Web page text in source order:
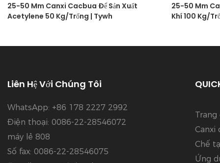
25-50 Mm Canxi Cacbua Để Sản Xuất
Acetylene 50 Kg/trống | Tywh
25-50 Mm
Khí 100 Kg/
Liên Hệ Với Chúng Tôi
WhatsApp: +86 178 2227 2992
Điện thoại: 0086-22-28546072
máy lẻ 808
Số fax: 0086-22-28546075
Trang
Canxi
Chế
Ứng